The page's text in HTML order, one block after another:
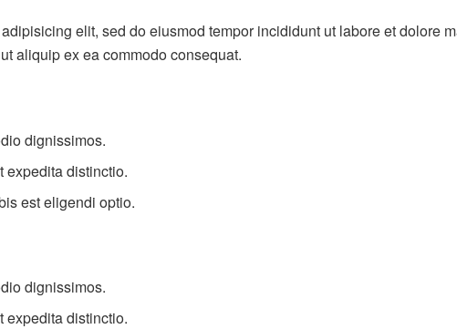
elit, sed do eiusmod tempor incididunt ut labore et dolore
aliquip ex ea commodo consequat.
dignissimos.
expedita distinctio.
est eligendi optio.
dignissimos.
expedita distinctio.